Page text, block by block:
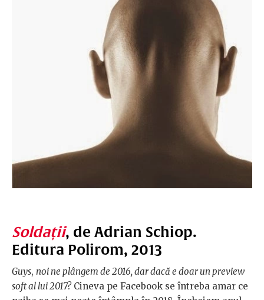
Soldații, de Adrian Schiop.
Editura Polirom, 2013
Guys, noi ne plângem de 2016, dar dacă e doar un preview
soft al lui 2017? Cineva pe Facebook se întreba amar ce